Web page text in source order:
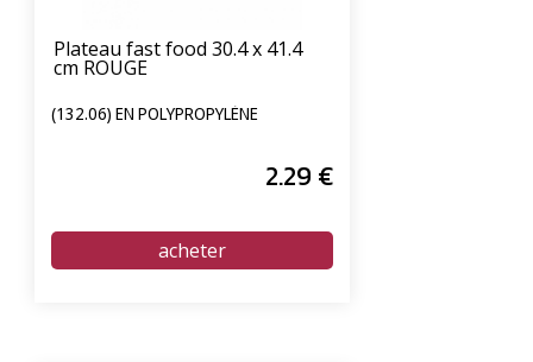
Plateau fast food 30.4 x 41.4
cm ROUGE
(132.06) EN POLYPROPYLÈNE
2.29 €